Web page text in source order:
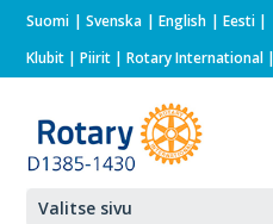
Suomi Svenska English
Eesti
Klubit |Piirit |Rotary International
Valitse sivu